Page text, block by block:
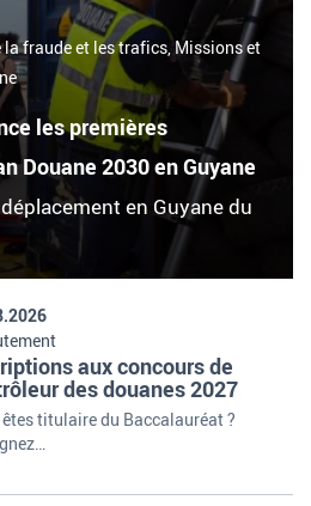
en Guyane du
les premières
Douane 2030 en Guyane
fraude et les trafics, Missions et
titulaire du Baccalauréat ?
aux concours de
des douanes 2027